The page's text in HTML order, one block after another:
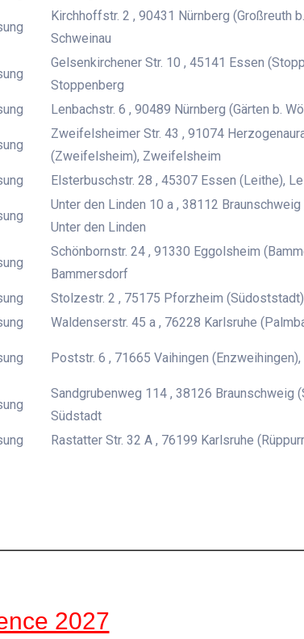
Kirchhoffstr. 2 , 90431 Nürnberg (Großreuth
Schweinau
Gelsenkirchener Str. 10 , 45141 Essen
Stoppenberg
Lenbachstr. 6 , 90489 Nürnberg (Gärten b.
Zweifelsheimer Str. 43 , 91074
(Zweifelsheim), Zweifelsheim
Elsterbuschstr. 28 , 45307 Essen (Leithe),
Unter den Linden 10 a , 38112
Unter den Linden
Schönbornstr. 24 , 91330 Eggolsheim
Bammersdorf
Stolzestr. 2 , 75175 Pforzheim
Waldenserstr. 45 a , 76228 Karlsruhe
Poststr. 6 , 71665 Vaihingen
Sandgrubenweg 114 , 38126 Braunschweig
Südstadt
Rastatter Str. 32 A , 76199 Karlsruhe